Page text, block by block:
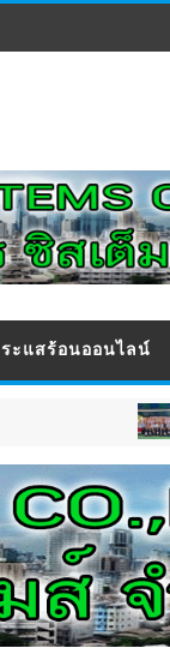
ะแสร้อนออนไลน์
ข่าวทั่วไป